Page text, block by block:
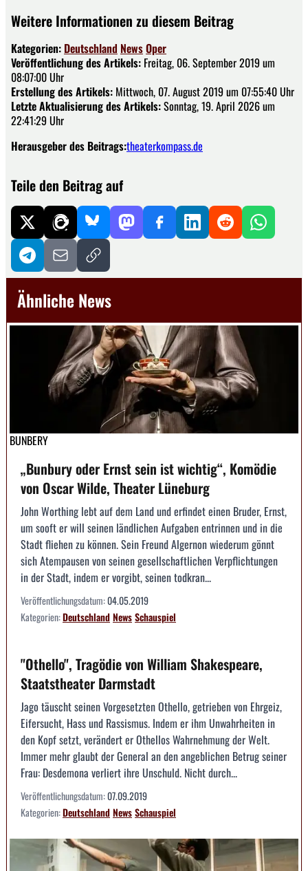
Weitere Informationen zu diesem Beitrag
Kategorien: Deutschland NewsOper
Veröffentlichung des Artikels: Freitag, 06. September 2019 um
08:07:00 Uhr
Erstellung des Artikels: Mittwoch, 07. August 2019 um 07:55:40 Uhr
Letzte Aktualisierung des Artikels:Sonntag, 19. April 2026 um
22:41:29 Uhr
Herausgeber des Beitrags:theaterkompass.de
Teile den Beitrag auf
Ähnliche News
BUNBERY
„Bunbury oder Ernst sein ist wichtig“, Komödie
von Oscar Wilde, Theater Lüneburg
John Worthing lebt auf dem Land und erfindet einen Bruder, Ernst,
um sooft er will seinen ländlichen Aufgaben entrinnen und in die
Stadt fliehen zu können. Sein Freund Algernon wiederum gönnt
sich Atempausen von seinen gesellschaftlichen Verpflichtungen
in der Stadt, indem er vorgibt, seinen todkran...
Veröffentlichungsdatum:04.05.2019
Kategorien:DeutschlandNewsSchauspiel
"Othello", Tragödie von William Shakespeare,
Staatstheater Darmstadt
Jago täuscht seinen Vorgesetzten Othello, getrieben von Ehrgeiz,
Eifersucht, Hass und Rassismus. Indem er ihm Unwahrheiten in
den Kopf setzt, verändert er Othellos Wahrnehmung der Welt.
Immer mehr glaubt der General an den angeblichen Betrug seiner
Frau: Desdemona verliert ihre Unschuld. Nicht durch...
Veröffentlichungsdatum:07.09.2019
Kategorien:DeutschlandNewsSchauspiel